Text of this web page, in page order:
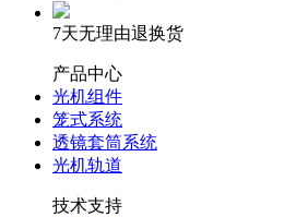
7天无理由退换货
产品中心
光机组件
笼式系统
透镜套筒系统
光机轨道
技术支持